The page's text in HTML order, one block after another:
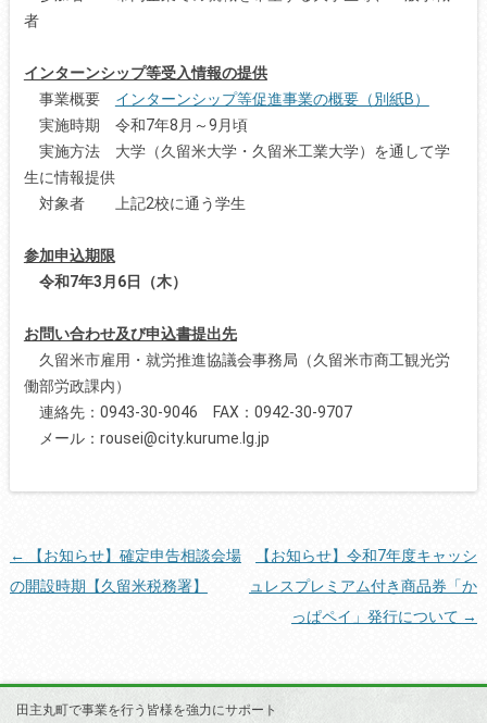
者
インターンシップ等受入情報の提供
事業概要 インターンシップ等促進事業の概要（別紙B）
実施時期 令和7年8月～9月頃
実施方法 大学（久留米大学・久留米工業大学）を通して学
生に情報提供
対象者 上記2校に通う学生
参加申込期限
令和7年3月6日（木）
お問い合わせ及び申込書提出先
久留米市雇用・就労推進協議会事務局（久留米市商工観光労
働部労政課内）
連絡先：0943-30-9046 FAX：0942-30-9707
メール：rousei@city.kurume.lg.jp
tekst
投
稿
ー
←
【お知らせ】確定申告相談会場
の開設時期【久留米税務署】
【お知らせ】令和7年度キャッシ
ュレスプレミアム付き商品券「か
っぱペイ」発行について →
田主丸町で事業を行う皆様を強力にサポート